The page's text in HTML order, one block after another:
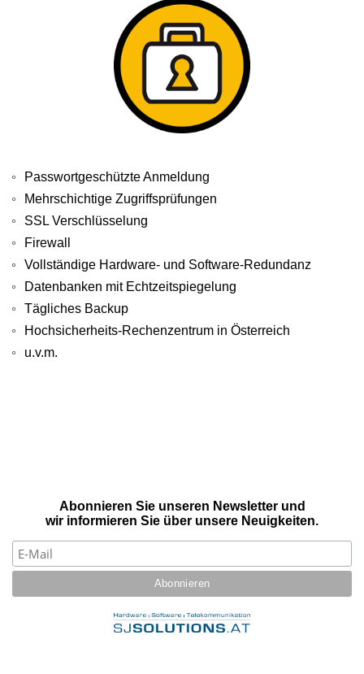
Passwortgeschützte Anmeldung
Mehrschichtige Zugriffsprüfungen
SSL Verschlüsselung
Firewall
Vollständige Hardware- und Software-Redundanz
Datenbanken mit Echtzeitspiegelung
Tägliches Backup
Hochsicherheits-Rechenzentrum in Österreich
u.v.m.
Abonnieren Sie unseren Newsletter und
wir informieren Sie über unsere Neuigkeiten.